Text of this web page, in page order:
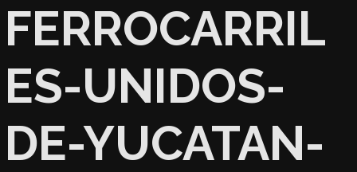
FERROCARRIL
ES-UNIDOS-
DE-YUCATAN-